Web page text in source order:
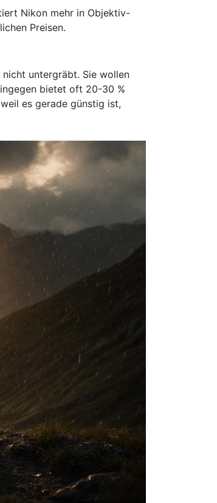
Nikon mehr in Objektiv-
Preisen.
untergräbt. Sie wollen
bietet oft 20-30 %
es gerade günstig ist,